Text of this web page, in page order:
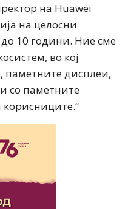
на Huawei
на целосни
до 10 години. Ние сме
во кој
паметните дисплеи,
со паметните